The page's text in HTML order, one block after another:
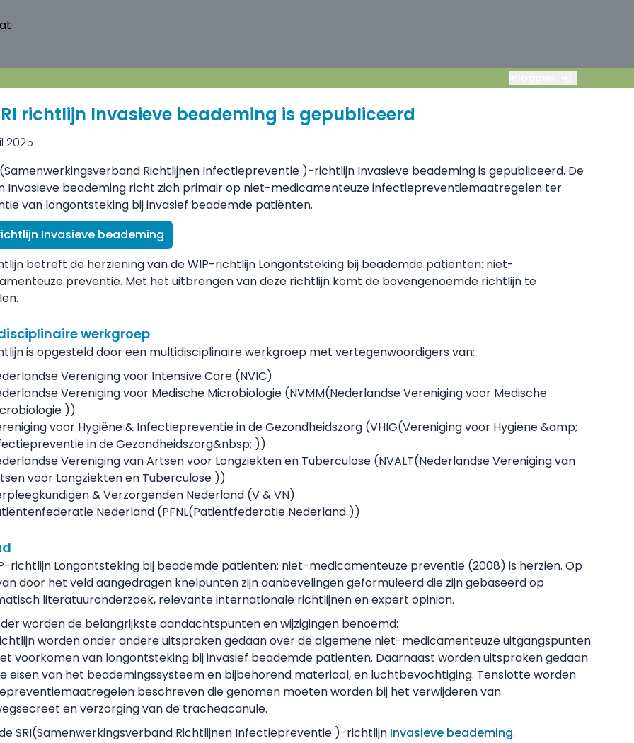
richtlijn Invasieve beademing is gepubliceerd
2025
(Samenwerkingsverband Richtlijnen Infectiepreventie )-richtlijn Invasieve beademing is gepubliceerd. De
Invasieve beademing richt zich primair op niet-medicamenteuze infectiepreventiemaatregelen ter
van longontsteking bij invasief beademde patiënten.
Invasieve beademing
betreft de herziening van de WIP-richtlijn Longontsteking bij beademde patiënten: niet-
preventie. Met het uitbrengen van deze richtlijn komt de bovengenoemde richtlijn te
werkgroep
is opgesteld door een multidisciplinaire werkgroep met vertegenwoordigers van:
Vereniging voor Intensive Care (NVIC)
Vereniging voor Medische Microbiologie (NVMM(Nederlandse Vereniging voor Medische
))
voor Hygiëne & Infectiepreventie in de Gezondheidszorg (VHIG(Vereniging voor Hygiëne &amp;
in de Gezondheidszorg&nbsp; ))
Vereniging van Artsen voor Longziekten en Tuberculose (NVALT(Nederlandse Vereniging van
voor Longziekten en Tuberculose ))
& Verzorgenden Nederland (V & VN)
Nederland (PFNL(Patiëntfederatie Nederland ))
richtlijn Longontsteking bij beademde patiënten: niet-medicamenteuze preventie (2008) is herzien. Op
door het veld aangedragen knelpunten zijn aanbevelingen geformuleerd die zijn gebaseerd op
literatuuronderzoek, relevante internationale richtlijnen en expert opinion.
worden de belangrijkste aandachtspunten en wijzigingen benoemd:
worden onder andere uitspraken gedaan over de algemene niet-medicamenteuze uitgangspunten
voorkomen van longontsteking bij invasief beademde patiënten. Daarnaast worden uitspraken gedaan
eisen van het beademingssysteem en bijbehorend materiaal, en luchtbevochtiging. Tenslotte worden
beschreven die genomen moeten worden bij het verwijderen van
en verzorging van de tracheacanule.
SRI(Samenwerkingsverband Richtlijnen Infectiepreventie )-richtlijn Invasieve beademing.